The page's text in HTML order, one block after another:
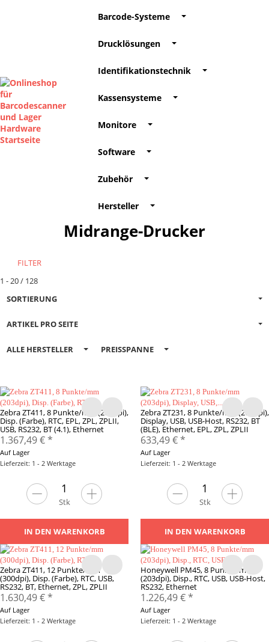
Barcode-Systeme
Drucklösungen
Identifikationstechnik
Kassensysteme
Monitore
Software
Zubehör
Hersteller
Midrange-Drucker
FILTER
1 - 20 / 128
SORTIERUNG
ARTIKEL PRO SEITE
ALLE HERSTELLER PREISSPANNE
Zebra ZT411, 8 Punkte/mm (203dpi),
Disp. (Farbe), RTC, EPL, ZPL, ZPLII,
USB, RS232, BT (4.1), Ethernet
1.367,49 €*
Auf Lager
Lieferzeit: 1 - 2 Werktage
Stk
IN DEN WARENKORB
Zebra ZT231, 8 Punkte/mm (203dpi),
Display, USB, USB-Host, RS232, BT
(BLE), Ethernet, EPL, ZPL, ZPLII
633,49 €*
Auf Lager
Lieferzeit: 1 - 2 Werktage
Stk
IN DEN WARENKORB
Zebra ZT411, 12 Punkte/mm
(300dpi), Disp. (Farbe), RTC, USB,
RS232, BT, Ethernet, ZPL, ZPLII
1.630,49 €*
Auf Lager
Lieferzeit: 1 - 2 Werktage
Honeywell PM45, 8 Punkte/mm
(203dpi), Disp., RTC, USB, USB-Host,
RS232, Ethernet
1.226,49 €*
Auf Lager
Lieferzeit: 1 - 2 Werktage